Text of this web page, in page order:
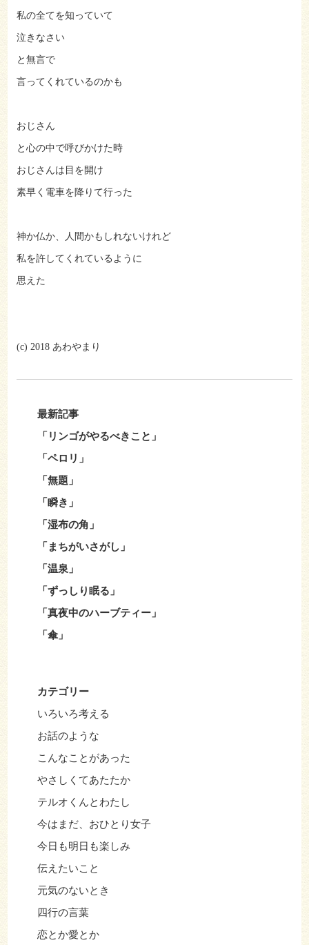
最新記事
「リンゴがやるべきこと」
「ペロリ」
「無題」
「瞬き」
「湿布の角」
「まちがいさがし」
「温泉」
「ずっしり眠る」
「真夜中のハーブティー」
「傘」
カテゴリー
いろいろ考える
お話のような
こんなことがあった
やさしくてあたたか
テルオくんとわたし
今はまだ、おひとり女子
今日も明日も楽しみ
伝えたいこと
元気のないとき
四行の言葉
恋とか愛とか
私の全てを知っていて
泣きなさい
と無言で
言ってくれているのかも
おじさん
と心の中で呼びかけた時
おじさんは目を開け
素早く電車を降りて行った
神か仏か、人間かもしれないけれど
私を許してくれているように
思えた
(c) 2018 あわやまり